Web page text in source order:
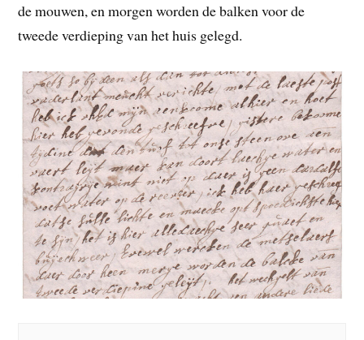
de mouwen, en morgen worden de balken voor de
tweede verdieping van het huis gelegd.